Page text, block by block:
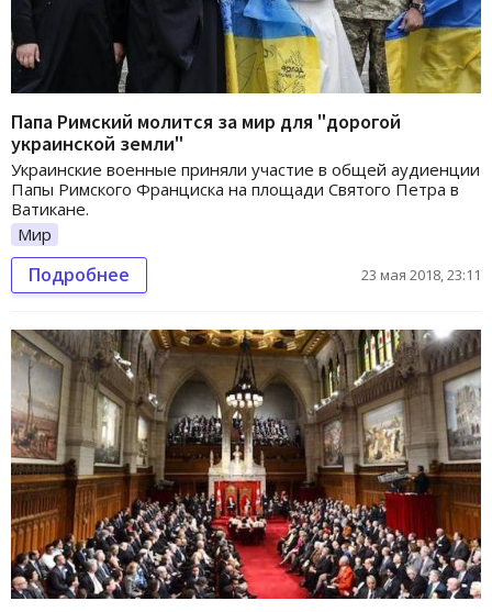
Папа Римский молится за мир для "дорогой
украинской земли"
Украинские военные приняли участие в общей аудиенции
Папы Римского Франциска на площади Святого Петра в
Ватикане.
Мир
Подробнее 23 мая 2018, 23:11